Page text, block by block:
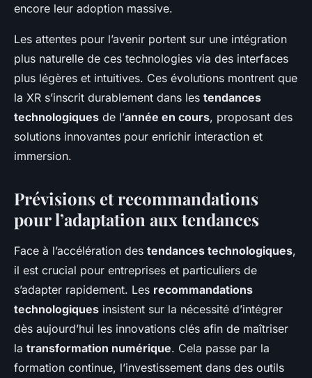
encore leur adoption massive.
Les attentes pour l’avenir portent sur une intégration
plus naturelle de ces technologies via des interfaces
plus légères et intuitives. Ces évolutions montrent que
la XR s’inscrit durablement dans les tendances
technologiques de l’année en cours, proposant des
solutions innovantes pour enrichir interaction et
immersion.
Prévisions et recommandations
pour l’adaptation aux tendances
Face à l’accélération des tendances technologiques,
il est crucial pour entreprises et particuliers de
s’adapter rapidement. Les recommandations
technologiques insistent sur la nécessité d’intégrer
dès aujourd’hui les innovations clés afin de maîtriser
la transformation numérique. Cela passe par la
formation continue, l’investissement dans des outils